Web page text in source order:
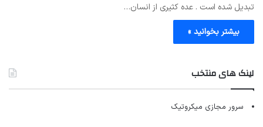
تبدیل شده است . عده کثیری از انسان…
بیشتر بخوانید »
لینک های منتخب
سرور مجازی میکروتیک